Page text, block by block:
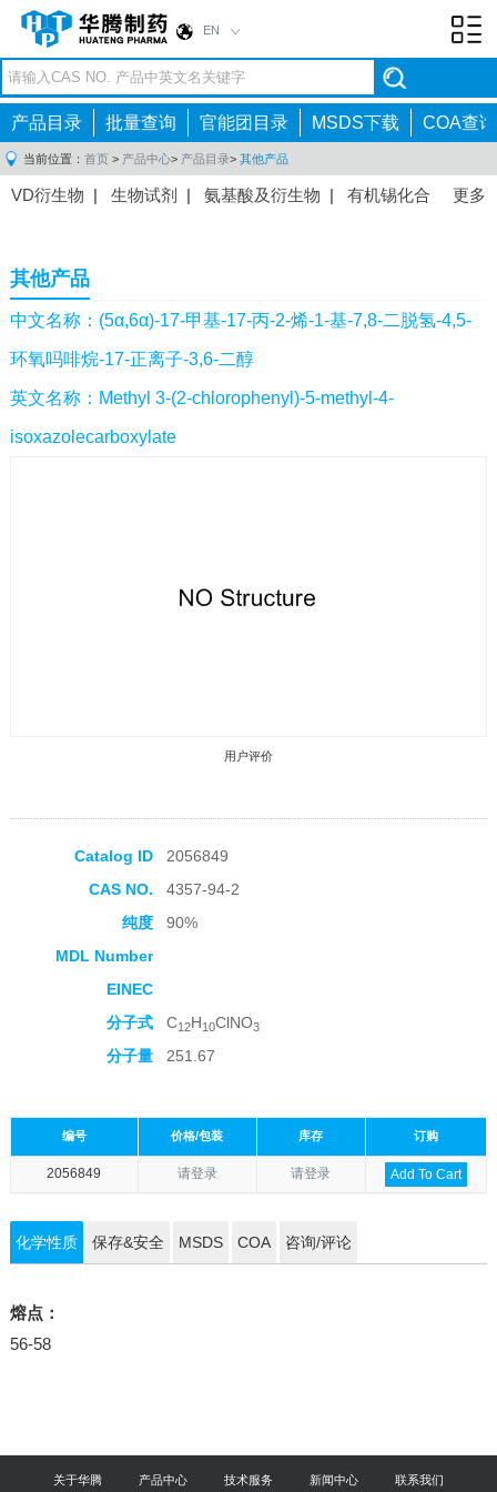
EN
产品目录 批量查询 官能团目录 MSDS下载 COA查询
当前位置： 首页 > 产品中心> 产品目录> 其他产品
更多
VD衍生物 | 生物试剂 | 氨基酸及衍生物 | 有机锡化合
间体|抗高血压药物中间体
感染药物中间体
体 |抗精神病药物中间体 | 抗炎药物中间体 |
精选原料
药中间体|其他原料药中间体|
其他产品
中文名称：(5α,6α)-17-甲基-17-丙-2-烯-1-基-7,8-二脱氢-4,5-
环氧吗啡烷-17-正离子-3,6-二醇
英文名称：Methyl 3-(2-chlorophenyl)-5-methyl-4-
isoxazolecarboxylate
用户评价
Catalog ID
2056849
CAS NO.
4357-94-2
纯度
90%
MDL Number
EINEC
分子式
C12H10ClNO3
分子量 251.67
编号 价格/包装 库存 订购
2056849 请登录 请登录 Add To Cart
化学性质 保存&安全 MSDS COA 咨询/评论
熔点：
56-58
关于华腾 产品中心 技术服务 新闻中心 联系我们